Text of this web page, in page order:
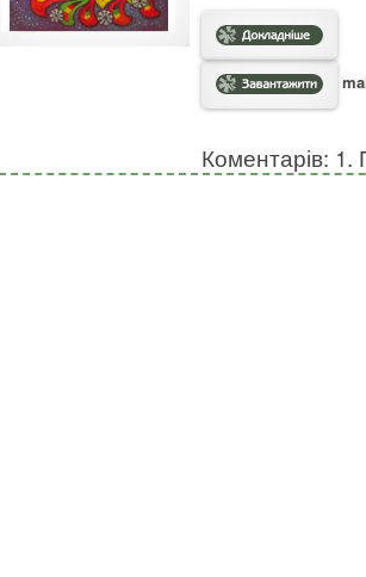
Коментарів: 1.